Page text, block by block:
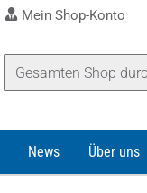
Mein Shop-Konto
News Über uns